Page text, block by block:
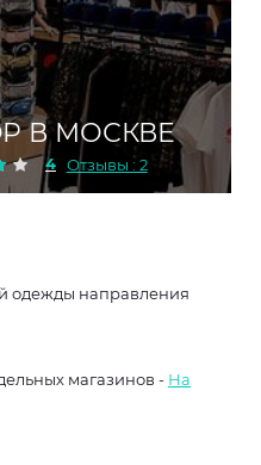
В МОСКВЕ
4 Отзывы : 2
одежды направления
магазинов - На